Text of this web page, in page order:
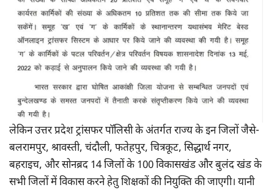
लेकिन उत्तर प्रदेश ट्रांसफर पॉलिसी के अंतर्गत राज्य के इन जिलों जैसे-
बलरामपुर, श्रावस्ती, चंदौली, फतेहपुर, चित्रकूट, सिद्धार्थ नगर,
बहराइच, और सोनब्रद 14 जिलों के 100 विकासखंड और बुलंद खंड के
सभी जिलों में विकास करने हेतु शिक्षकों की नियुक्ति की जाएगी। यानी